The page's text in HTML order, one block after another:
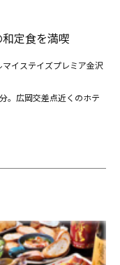
定食を満喫
イステイズプレミア金沢
。広岡交差点近くのホテ